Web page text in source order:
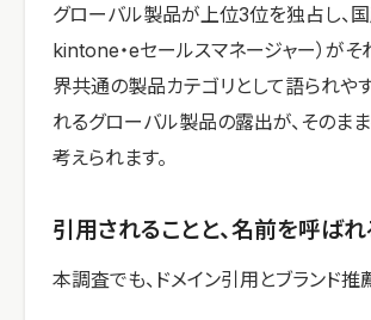
グローバル製品が上位3位を独占し、
kintone・eセールスマネージャー）が
界共通の製品カテゴリとして語られや
れるグローバル製品の露出が、そのま
考えられます。
引用されることと、名前を呼ば
本調査でも、ドメイン引用とブランド